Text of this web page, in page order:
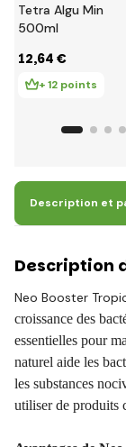
Tetra Algu Min
500ml
12,64 €
+ 12 points
Description et
Description
Neo Booster
croissance des
essentielles pour
naturel aide les
les substances
utiliser de produits